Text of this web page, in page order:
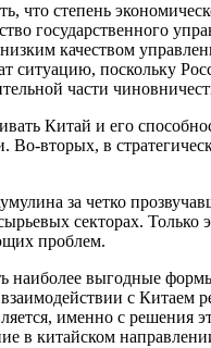
что степень
государственного
качеством
поскольку
части
Китай и его
вторых, в
за четко
секторах.
проблем.
наиболее выгодные
с Китаем
именно с
в китайском